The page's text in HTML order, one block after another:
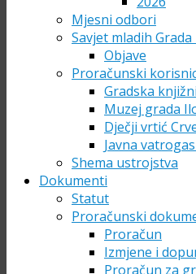
Mjesni odbori
Savjet mladih
Objave
Proračunski
Gradska
Muzej grada
Dječji vrtić
Javna
Shema ustrojstva
Dokumenti
Statut
Proračunski
Proračun
Izmjene i
Proračun za